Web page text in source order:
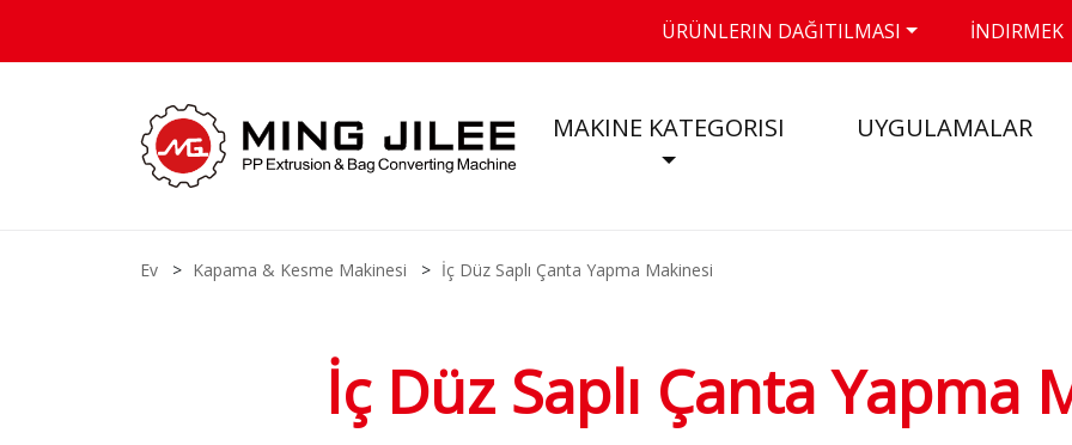
ÜRÜNLERIN DAĞITILMASI İNDIRMEK
MAKINE KATEGORISI UYGULAMALAR
Ev Kapama & Kesme Makinesi İç Düz Saplı Çanta Yapma Makinesi
İç Düz Saplı Çanta Yapma